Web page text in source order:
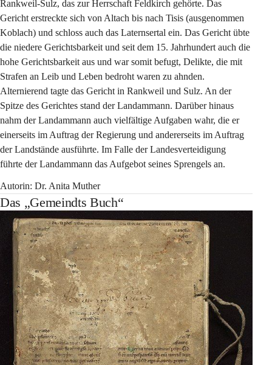
Rankweil-Sulz, das zur Herrschaft Feldkirch gehörte. Das
Gericht erstreckte sich von Altach bis nach Tisis (ausgenommen
Koblach) und schloss auch das Laternsertal ein. Das Gericht übte
die niedere Gerichtsbarkeit und seit dem 15. Jahrhundert auch die
hohe Gerichtsbarkeit aus und war somit befugt, Delikte, die mit
Strafen an Leib und Leben bedroht waren zu ahnden.
Alternierend tagte das Gericht in Rankweil und Sulz. An der
Spitze des Gerichtes stand der Landammann. Darüber hinaus
nahm der Landammann auch vielfältige Aufgaben wahr, die er
einerseits im Auftrag der Regierung und andererseits im Auftrag
der Landstände ausführte. Im Falle der Landesverteidigung
führte der Landammann das Aufgebot seines Sprengels an.
Autorin: Dr. Anita Muther
Das „Gemeindts Buch“